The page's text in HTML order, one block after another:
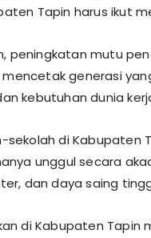
Tapin harus ikut
peningkatan mutu
generasi
kebutuhan dunia
sekolah di Kabupaten
unggul secara
dan daya saing
di Kabupaten Tapin